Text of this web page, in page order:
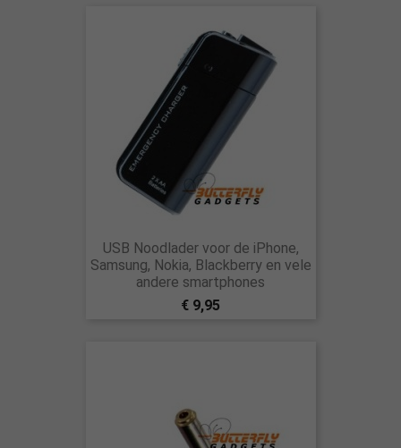
USB Noodlader voor de iPhone,
Samsung, Nokia, Blackberry en vele
andere smartphones
€ 9,95